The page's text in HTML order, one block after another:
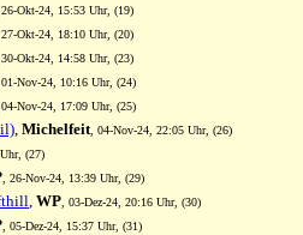
, 26-Okt-24, 15:53 Uhr, (19)
, 27-Okt-24, 18:10 Uhr, (20)
, 30-Okt-24, 14:58 Uhr, (23)
, 01-Nov-24, 10:16 Uhr, (24)
, 04-Nov-24, 17:09 Uhr, (25)
, Michelfeit , 04-Nov-24, 22:05 Uhr, (26)
(27)
, 26-Nov-24, 13:39 Uhr, (29)
, WP , 03-Dez-24, 20:16 Uhr, (30)
, 05-Dez-24, 15:37 Uhr, (31)